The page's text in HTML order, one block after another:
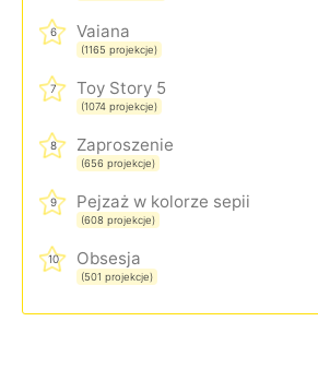
6 Vaiana
(1165 projekcje)
7 Toy Story 5
(1074 projekcje)
8 Zaproszenie
(656 projekcje)
9 Pejzaż w kolorze sepii
(608 projekcje)
10 Obsesja
(501 projekcje)